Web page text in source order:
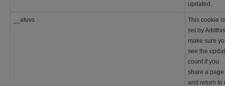
updated.
__atuvs
This cookie is
set by
make sure
see the
count if you
share a page
and return to